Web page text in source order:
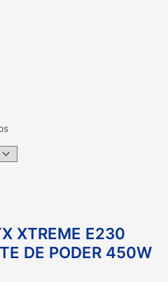
XTREME E230
DE PODER 450W